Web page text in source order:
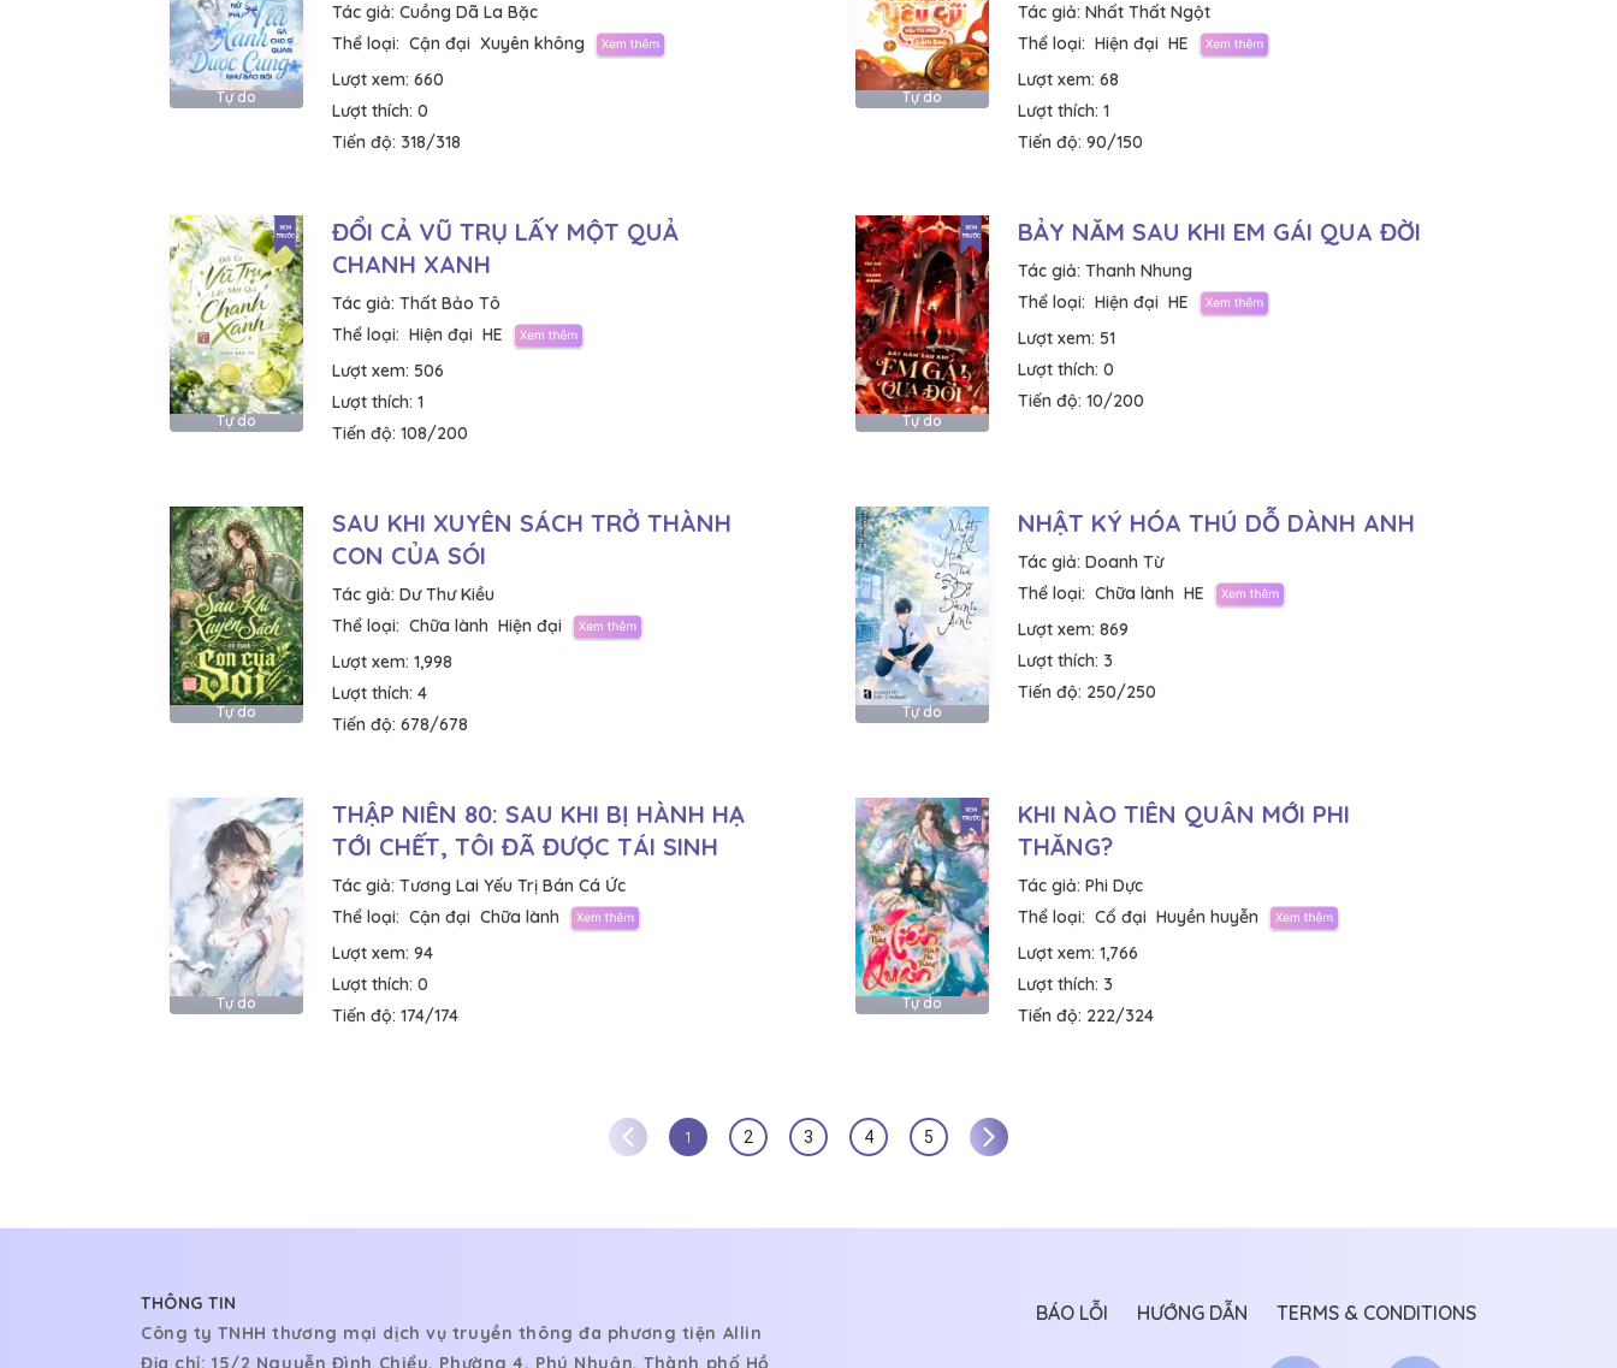
Tự do
Tác giả: Cuồng Dã La Bặc
Thể loại: Cận đại Xuyên không
Lượt xem: 660
Lượt thích: 0
Tiến độ: 318/318
Tự do
Tác giả: Nhất Thất Ngột
Thể loại: Hiện đại HE
Lượt xem: 68
Lượt thích: 1
Tiến độ: 90/150
Tự do
ĐỔI CẢ VŨ TRỤ LẤY MỘT QUẢ
CHANH XANH
Tác giả: Thất Bảo Tô
Thể loại: Hiện đại HE
Lượt xem: 506
Lượt thích: 1
Tiến độ: 108/200
Tự do
BẢY NĂM SAU KHI EM GÁI QUA ĐỜI
Tác giả: Thanh Nhung
Thể loại: Hiện đại HE
Lượt xem: 51
Lượt thích: 0
Tiến độ: 10/200
Tự do
SAU KHI XUYÊN SÁCH TRỞ THÀNH
CON CỦA SÓI
Tác giả: Dư Thư Kiều
Thể loại: Chữa lành Hiện đại
Lượt xem: 1,998
Lượt thích: 4
Tiến độ: 678/678
Tự do
NHẬT KÝ HÓA THÚ DỖ DÀNH ANH
Tác giả: Doanh Từ
Thể loại: Chữa lành HE
Lượt xem: 869
Lượt thích: 3
Tiến độ: 250/250
Tự do
THẬP NIÊN 80: SAU KHI BỊ HÀNH HẠ
TỚI CHẾT, TÔI ĐÃ ĐƯỢC TÁI SINH
Tác giả: Tương Lai Yếu Trị Bán Cá Ức
Thể loại: Cận đại Chữa lành
Lượt xem: 94
Lượt thích: 0
Tiến độ: 174/174
Tự do
KHI NÀO TIÊN QUÂN MỚI PHI
THĂNG?
Tác giả: Phi Dực
Thể loại: Cổ đại Huyền huyễn
Lượt xem: 1,766
Lượt thích: 3
Tiến độ: 222/324
1 2 3 4 5
THÔNG TIN
Công ty TNHH thương mại dịch vụ truyền thông đa phương tiện Allin
Địa chỉ: 15/2 Nguyễn Đình Chiểu, Phường 4, Phú Nhuận, Thành phố Hồ
BÁO LỖI HƯỚNG DẪN TERMS & CONDITIONS